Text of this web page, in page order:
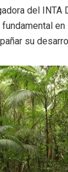
del INTA
su